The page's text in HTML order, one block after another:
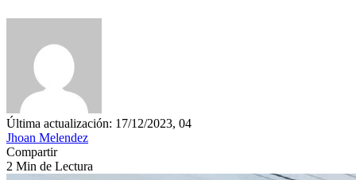
Última actualización: 17/12/2023, 04
Jhoan Melendez
Compartir
2 Min de Lectura